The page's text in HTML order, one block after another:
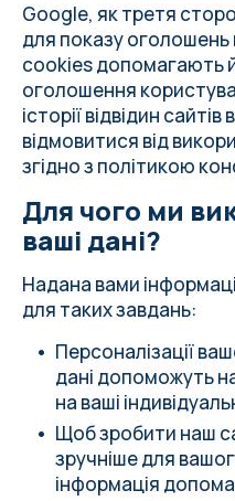
Google, як третя
для показу оголошень
cookies допомагають
оголошення
історії відвідин
відмовитися від
згідно з політикою
Для чого ми
ваші дані?
Надана вами
для таких завдань:
Персоналізації
дані допоможуть
на ваші
Щоб зробити наш
зручніше для
інформація